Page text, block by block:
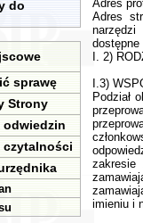
do
sprawę
Strony
odwiedzin
czytalności
Adres
Adres
dostępne
I. 2)
I.3)
Podział
zakresie
imieniu i